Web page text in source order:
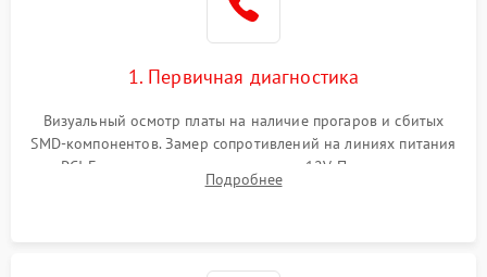
Механические повреждения
1. Первичная диагностика
Визуальный осмотр платы на наличие прогаров и сбитых
SMD-компонентов. Замер сопротивлений на линиях питания
PCI-E и дополнительных разъемах 12V. Проверка на
короткое замыкание основных дросселей питания GPU и
Подробнее